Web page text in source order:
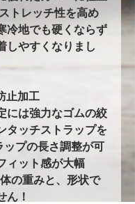
トレッチ性を高め
冷地でも硬くならず
しやすくなりまし
止加工
には強力なゴムの絞
タッチストラップを
ップの長さ調整が可
ィット感が大幅
の重みと、形状で
ん！